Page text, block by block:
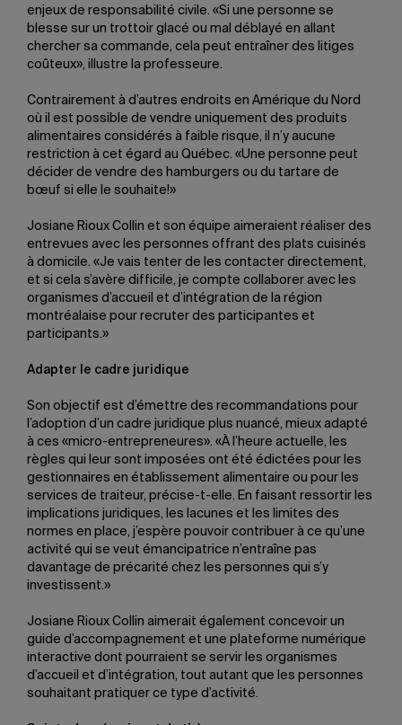
enjeux de responsabilité civile. «Si une personne se
blesse sur un trottoir glacé ou mal déblayé en allant
chercher sa commande, cela peut entraîner des litiges
coûteux», illustre la professeure.
Contrairement à d’autres endroits en Amérique du Nord
où il est possible de vendre uniquement des produits
alimentaires considérés à faible risque, il n’y aucune
restriction à cet égard au Québec. «Une personne peut
décider de vendre des hamburgers ou du tartare de
bœuf si elle le souhaite!»
Josiane Rioux Collin et son équipe aimeraient réaliser des
entrevues avec les personnes offrant des plats cuisinés
à domicile. «Je vais tenter de les contacter directement,
et si cela s’avère difficile, je compte collaborer avec les
organismes d’accueil et d’intégration de la région
montréalaise pour recruter des participantes et
participants.»
Adapter le cadre juridique
Son objectif est d’émettre des recommandations pour
l’adoption d’un cadre juridique plus nuancé, mieux adapté
à ces «micro-entrepreneures». «À l’heure actuelle, les
règles qui leur sont imposées ont été édictées pour les
gestionnaires en établissement alimentaire ou pour les
services de traiteur, précise-t-elle. En faisant ressortir les
implications juridiques, les lacunes et les limites des
normes en place, j’espère pouvoir contribuer à ce qu’une
activité qui se veut émancipatrice n’entraîne pas
davantage de précarité chez les personnes qui s’y
investissent.»
Josiane Rioux Collin aimerait également concevoir un
guide d’accompagnement et une plateforme numérique
interactive dont pourraient se servir les organismes
d’accueil et d’intégration, tout autant que les personnes
souhaitant pratiquer ce type d’activité.